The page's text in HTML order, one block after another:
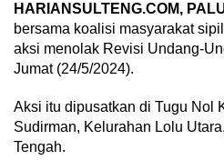
HARIANSULTENG.COM,
bersama koalisi masyarakat
aksi menolak Revisi Undang-
Jumat (24/5/2024).
Aksi itu dipusatkan di Tugu Nol
Sudirman, Kelurahan Lolu Utara,
Tengah.